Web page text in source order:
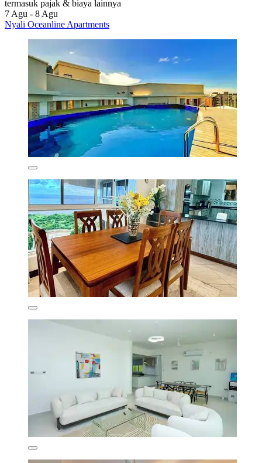
termasuk pajak & biaya lainnya
7 Agu - 8 Agu
Nyali Oceanline Apartments